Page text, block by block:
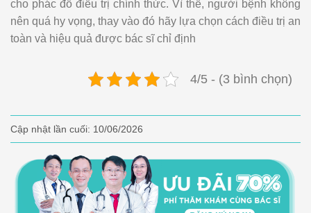
cho phác đồ điều trị chính thức. Vì thế, người bệnh không
nên quá hy vọng, thay vào đó hãy lựa chọn cách điều trị an
toàn và hiệu quả được bác sĩ chỉ định
4/5 - (3 bình chọn)
Cập nhật lần cuối: 10/06/2026